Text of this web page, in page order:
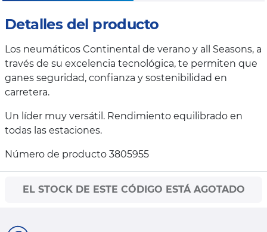
Detalles del producto
Los neumáticos Continental de verano y all Seasons, a
través de su excelencia tecnológica, te permiten que
ganes seguridad, confianza y sostenibilidad en
carretera.
Un líder muy versátil. Rendimiento equilibrado en
todas las estaciones.
Número de producto 3805955
EL STOCK DE ESTE CÓDIGO ESTÁ AGOTADO